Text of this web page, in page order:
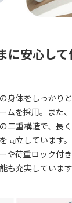
に安心し
身体をしっかり
ムを採用。また
二重構造で、長
両立しています
や荷重ロック付き
も充実しています